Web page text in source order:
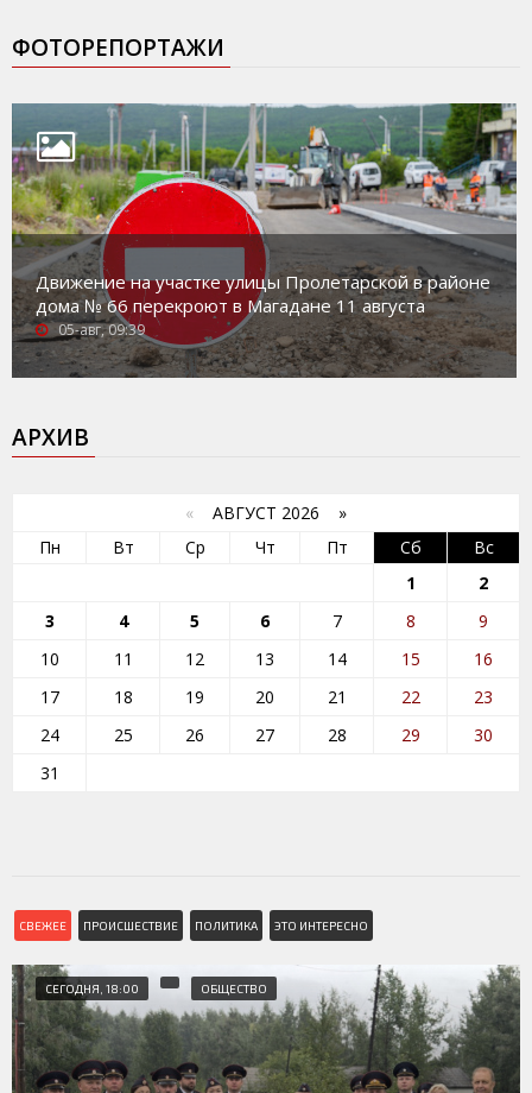
ФОТОРЕПОРТАЖИ
Движение на участке улицы Пролетарской в районе
дома № 66 перекроют в Магадане 11 августа
05-авг, 09:39
АРХИВ
« АВГУСТ 2026 »
Пн
Вт Ср Чт Пт Сб
Вс
1
2
3
4 5 6 7 8
9
10
11 12 13 14 15
16
17
18 19 20 21 22
23
24
25 26 27 28 29
30
31
СВЕЖЕЕ ПРОИСШЕСТВИЕ ПОЛИТИКА ЭТО ИНТЕРЕСНО
СЕГОДНЯ, 18:00 ОБЩЕСТВО